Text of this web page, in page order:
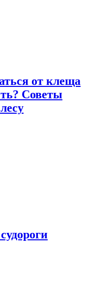
от клеща
Советы